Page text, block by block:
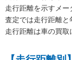
走行距離を示すメー
査定では走行距離と
走行距離は車の買取